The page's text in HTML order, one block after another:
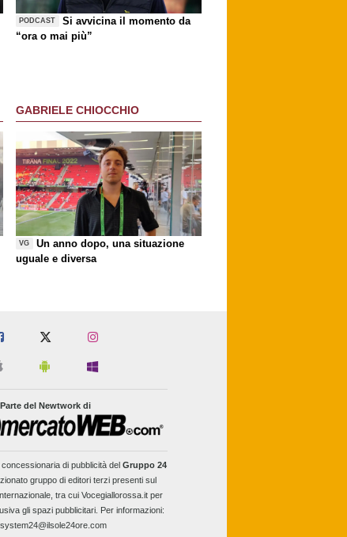
PODCAST
Si avvicina il momento da
“ora o mai più”
GABRIELE CHIOCCHIO
VG
Un anno dopo, una situazione
uguale e diversa
Parte del Newtwork di
di pubblicità del Gruppo 24
gruppo di editori terzi presenti sul
tra cui Vocegiallorossa.it per
gli spazi pubblicitari. Per informazioni: